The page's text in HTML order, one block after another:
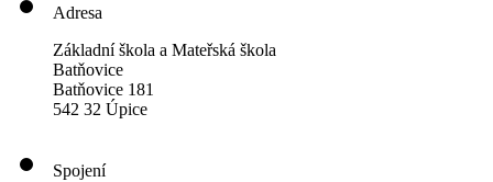
Adresa
Základní škola a Mateřská škola
Batňovice
Batňovice 181
542 32 Úpice
Spojení